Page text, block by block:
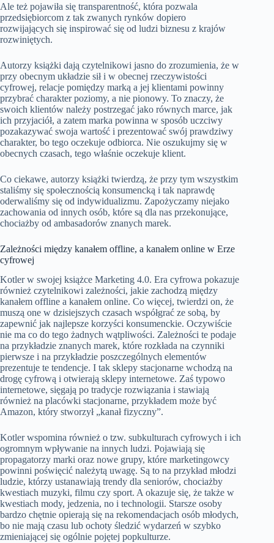
Ale też pojawiła się transparentność, która pozwala
przedsiębiorcom z tak zwanych rynków dopiero
rozwijających się inspirować się od ludzi biznesu z krajów
rozwiniętych.
Autorzy książki dają czytelnikowi jasno do zrozumienia, że w
przy obecnym układzie sił i w obecnej rzeczywistości
cyfrowej, relacje pomiędzy marką a jej klientami powinny
przybrać charakter poziomy, a nie pionowy. To znaczy, że
swoich klientów należy postrzegać jako równych marce, jak
ich przyjaciół, a zatem marka powinna w sposób uczciwy
pozakazywać swoja wartość i prezentować swój prawdziwy
charakter, bo tego oczekuje odbiorca. Nie oszukujmy się w
obecnych czasach, tego właśnie oczekuje klient.
Co ciekawe, autorzy książki twierdzą, że przy tym wszystkim
staliśmy się społecznością konsumencką i tak naprawdę
oderwaliśmy się od indywidualizmu. Zapożyczamy niejako
zachowania od innych osób, które są dla nas przekonujące,
chociażby od ambasadorów znanych marek.
Zależności między kanałem offline, a kanałem online w Erze
cyfrowej
Kotler w swojej książce Marketing 4.0. Era cyfrowa pokazuje
również czytelnikowi zależności, jakie zachodzą między
kanałem offline a kanałem online. Co więcej, twierdzi on, że
muszą one w dzisiejszych czasach współgrać ze sobą, by
zapewnić jak najlepsze korzyści konsumenckie. Oczywiście
nie ma co do tego żadnych wątpliwości. Zależności te podaje
na przykładzie znanych marek, które rozkłada na czynniki
pierwsze i na przykładzie poszczególnych elementów
prezentuje te tendencje. I tak sklepy stacjonarne wchodzą na
drogę cyfrową i otwierają sklepy internetowe. Zaś typowo
internetowe, sięgają po tradycje rozwiązania i stawiają
również na placówki stacjonarne, przykładem może być
Amazon, który stworzył „kanał fizyczny”.
Kotler wspomina również o tzw. subkulturach cyfrowych i ich
ogromnym wpływanie na innych ludzi. Pojawiają się
propagatorzy marki oraz nowe grupy, które marketingowcy
powinni poświęcić należytą uwagę. Są to na przykład młodzi
ludzie, którzy ustanawiają trendy dla seniorów, chociażby
kwestiach muzyki, filmu czy sport. A okazuje się, że także w
kwestiach mody, jedzenia, no i technologii. Starsze osoby
bardzo chętnie opierają się na rekomendacjach osób młodych,
bo nie mają czasu lub ochoty śledzić wydarzeń w szybko
zmieniającej się ogólnie pojętej popkulturze.